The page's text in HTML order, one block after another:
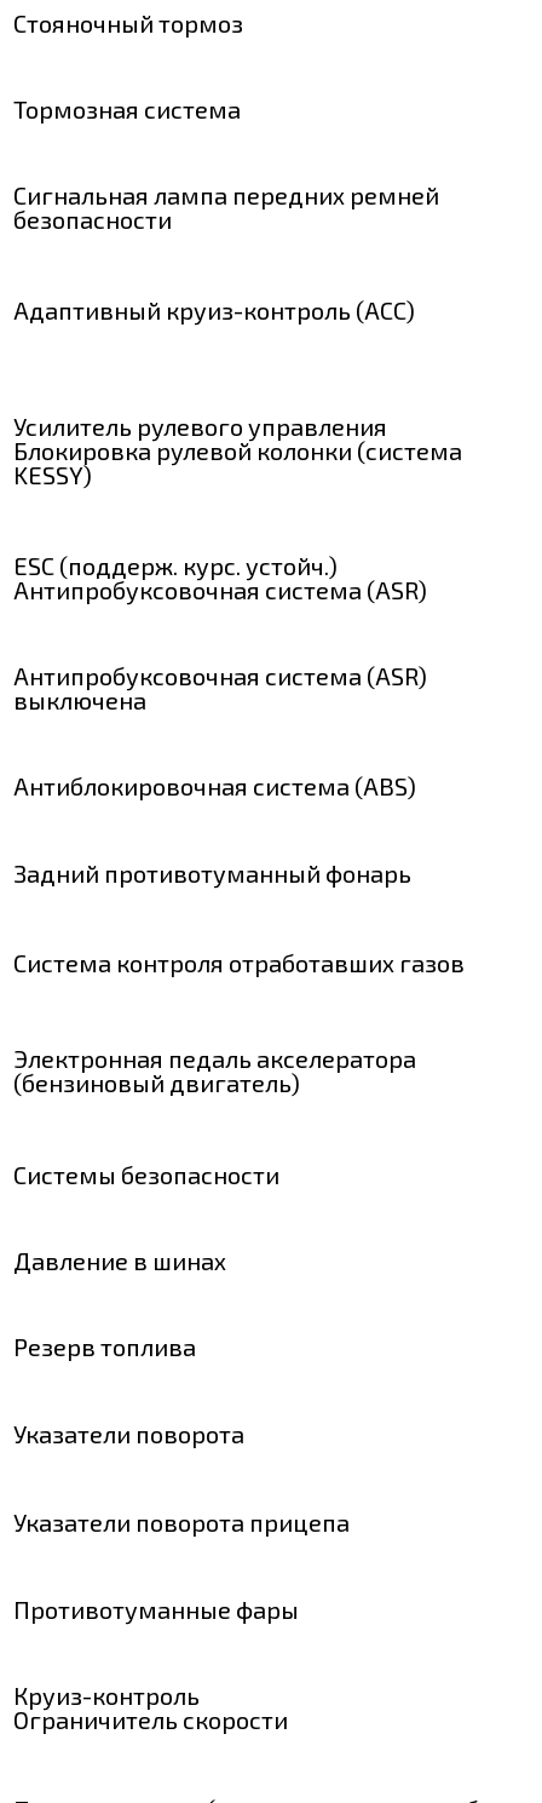
Стояночный тормоз
Тормозная система
Сигнальная лампа передних ремней
безопасности
Адаптивный круиз-контроль (ACC)
Усилитель рулевого управления
Блокировка рулевой колонки (система
KESSY)
ESC (поддерж. курс. устойч.)
Антипробуксовочная система (ASR)
Антипробуксовочная система (ASR)
выключена
Антиблокировочная система (ABS)
Задний противотуманный фонарь
Система контроля отработавших газов
Электронная педаль акселератора
(бензиновый двигатель)
Системы безопасности
Давление в шинах
Резерв топлива
Указатели поворота
Указатели поворота прицепа
Противотуманные фары
Круиз-контроль
Ограничитель скорости